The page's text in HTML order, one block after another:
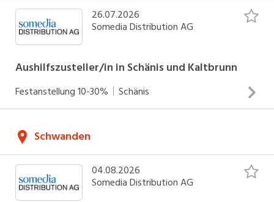
Zustellung von Zeitungen und Werbedrucksachen Arbeiten
an Werktagen Einsätze zwischen 4.00 - 6.30 Uhr
26.07.2026
Somedia Distribution AG
Aushilfszusteller/in in Schänis und Kaltbrunn
Festanstellung10-30% Schänis
an Werktagen Einsätze zwischen 04.00 - 06.30 Uhr
INSERAT ANSEHEN
Schwanden
04.08.2026
Somedia Distribution AG